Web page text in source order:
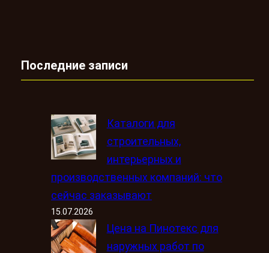
Последние записи
Каталоги для
строительных,
интерьерных и
производственных компаний: что
сейчас заказывают
15.07.2026
Цена на Пинотекс для
наружных работ по